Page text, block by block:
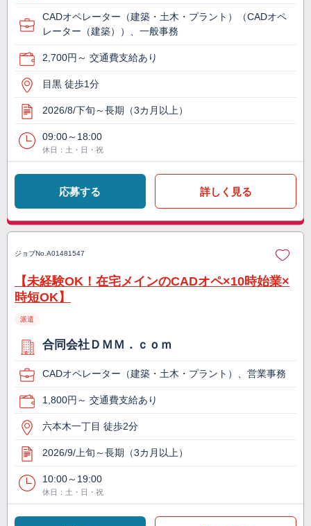
CADオペレーター（建築・土木・プラント）（CADオペ
レーター（建築））、一般事務
2,700円～ 交通費支給あり
目黒 徒歩1分
2026/8/下旬～長期（3カ月以上）
09:00～18:00
休日：土・日・祝
応募する 詳しく見る
ジョブNo. A01481547
【未経験OK！在宅メインのCADオペ×10時始業×
時短OK】
派遣
合同会社ＤＭＭ．ｃｏｍ
CADオペレーター（建築・土木・プラント）、営業事務
1,800円～ 交通費支給あり
六本木一丁目 徒歩2分
2026/9/上旬～長期（3カ月以上）
10:00～19:00
休日：土・日・祝